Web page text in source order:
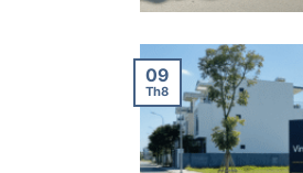
09
Th8